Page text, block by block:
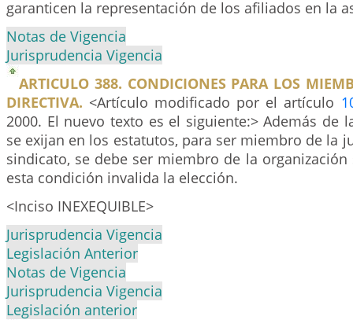
garanticen la representación de los afiliados en la
Notas de Vigencia
Jurisprudencia Vigencia
ARTICULO 388. CONDICIONES PARA LOS
DIRECTIVA. <Artículo modificado por el artículo
2000. El nuevo texto es el siguiente:> Además de
se exijan en los estatutos, para ser miembro de la
sindicato, se debe ser miembro de la
esta condición invalida la elección.
<Inciso INEXEQUIBLE>
Jurisprudencia Vigencia
Legislación Anterior
Notas de Vigencia
Jurisprudencia Vigencia
Legislación anterior